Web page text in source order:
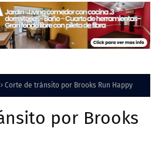
Corte de tránsito por Brooks Run Happy
por Brooks